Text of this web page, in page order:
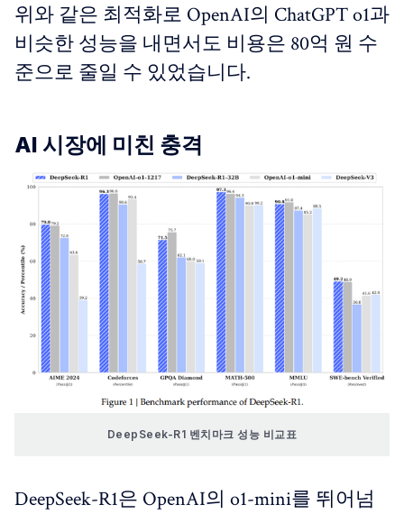
위와 같은 최적화로 OpenAI의 ChatGPT o1과
비슷한 성능을 내면서도 비용은 80억 원 수
준으로 줄일 수 있었습니다.
AI 시장에 미친 충격
DeepSeek-R1 벤치마크 성능 비교표
DeepSeek-R1은 OpenAI의 o1-mini를 뛰어넘